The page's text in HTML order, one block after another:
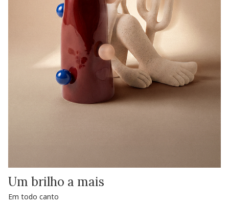
Um brilho a mais
Em todo canto